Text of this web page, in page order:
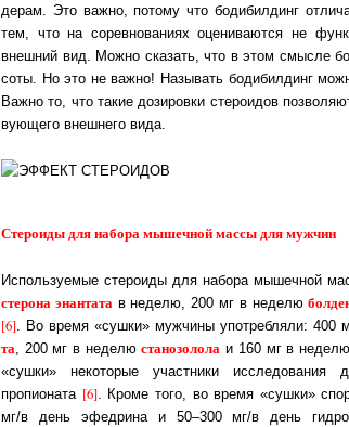
де­рам. Это важно, потому что бодибилдинг
тем, что на со­рев­но­ва­ни­ях оцениваются не
внеш­ний вид. Мож­но сказать, что в этом смысле
со­ты. Но это не важ­но! Называть бодибилдинг
Важ­но то, что такие дозировки стероидов
вую­ще­го внеш­не­го ви­да.
Стероиды для набора мышечной массы для мужчин
Используемые стероиды для набора мышечной
сте­ро­на энантатав неделю, 200 мг в неделю
[6]. Во время «сушки» мужчины употребляли: 400
та, 200 мг в неделюстанозолола и 160 мг в неделю
«сушки» некоторые участники исследования
пропионата [6]. Кроме того, во время «сушки»
мг/в день эфедрина и 50–300 мг/в день